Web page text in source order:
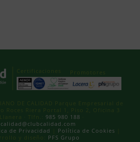
Certificaciones Promotores
DE CALIDAD Parque Empresarial de
Roces Riera Portal 1, Piso 2, Oficina 3
Llanera · Tlfn.: 985 980 188
de Privacidad Política de Cookies
y diseño:
PFS Grupo